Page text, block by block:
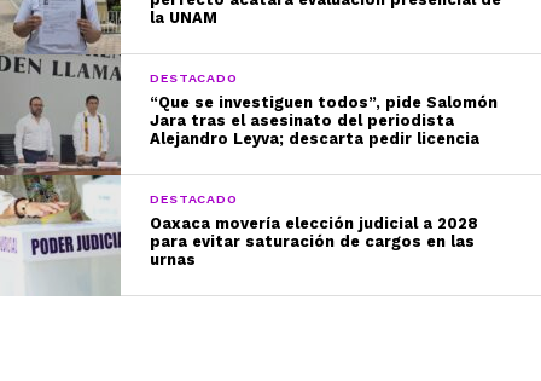
la UNAM
DESTACADO
“Que se investiguen todos”, pide Salomón
Jara tras el asesinato del periodista
Alejandro Leyva; descarta pedir licencia
DESTACADO
Oaxaca movería elección judicial a 2028
para evitar saturación de cargos en las
urnas